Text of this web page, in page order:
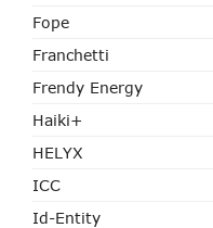
Fope
Franchetti
Frendy Energy
Haiki+
HELYX
ICC
Id-Entity